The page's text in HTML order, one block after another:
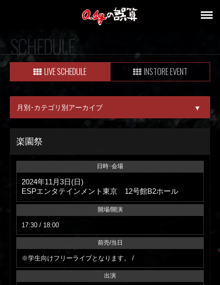
SCHEDULE
LIVE SCHEDULE INSTORE EVENT
月別･カテゴリ別アーカイブ ▼
ALL
09月
楽園祭
日時･会場
2024年11月3日(日)
ESPエンタテインメント東京 12号館B2ホール
開場/開演
17:30 / 18:00
前売/当日
※学生向けフリーライブとなります。 /
出演